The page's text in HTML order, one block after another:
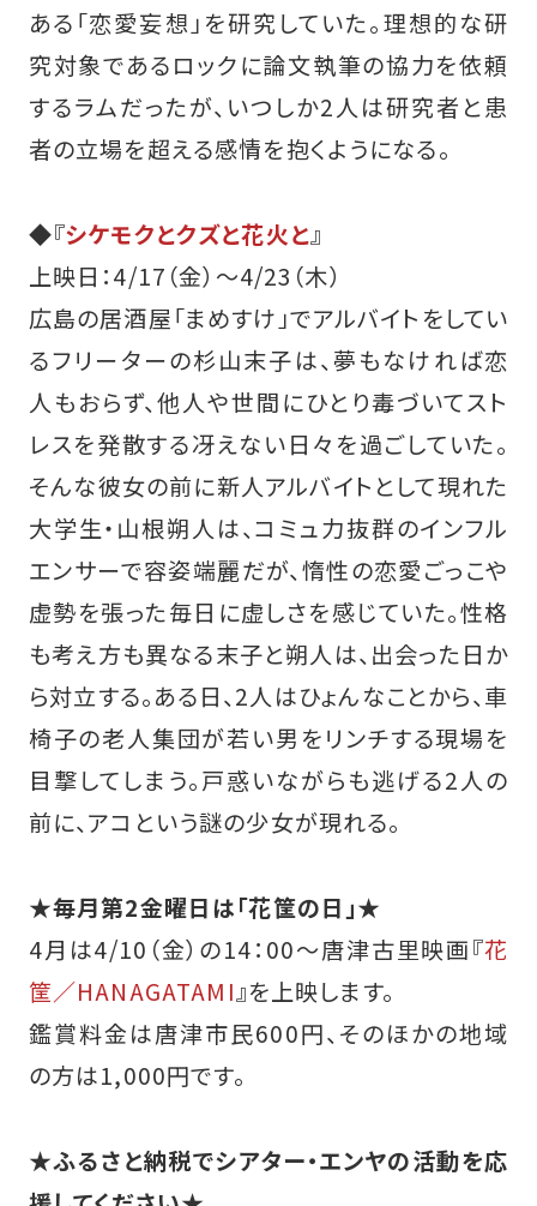
ある「恋愛妄想」を研究していた。理想的な研
究対象であるロックに論文執筆の協力を依頼
するラムだったが、いつしか2人は研究者と患
者の立場を超える感情を抱くようになる。
◆『シケモクとクズと花火と』
上映日：4/17（金）～4/23（木）
広島の居酒屋「まめすけ」でアルバイトをしてい
るフリーターの杉山末子は、夢もなければ恋
人もおらず、他人や世間にひとり毒づいてスト
レスを発散する冴えない日々を過ごしていた。
そんな彼女の前に新人アルバイトとして現れた
大学生・山根朔人は、コミュ力抜群のインフル
エンサーで容姿端麗だが、惰性の恋愛ごっこや
虚勢を張った毎日に虚しさを感じていた。性格
も考え方も異なる末子と朔人は、出会った日か
ら対立する。ある日、2人はひょんなことから、車
椅子の老人集団が若い男をリンチする現場を
目撃してしまう。戸惑いながらも逃げる2人の
前に、アコという謎の少女が現れる。
★毎月第2金曜日は「花筐の日」★
4月は4/10（金）の14：00～唐津古里映画『花
筐／HANAGATAMI』を上映します。
鑑賞料金は唐津市民600円、そのほかの地域
の方は1,000円です。
★ふるさと納税でシアター・エンヤの活動を応